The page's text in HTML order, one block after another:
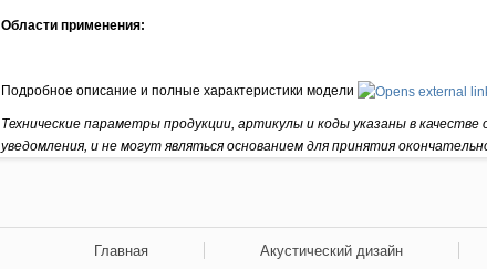
Области применения:
Подробное описание и полные характеристики модели
Технические параметры продукции, артикулы и коды указаны в
уведомления, и не могут являться основанием для принятия
Главная Акустический дизайн